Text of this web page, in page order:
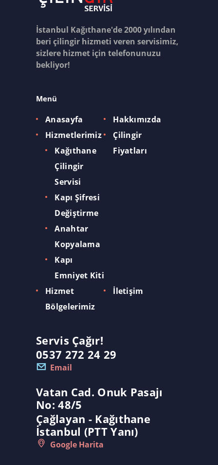
İstanbul Kağıthane'de 2000 yılından
beri çilingir hizmeti veren servisimiz,
sizlere hizmet için telefonunuzu
bekliyor!
Menü
Anasayfa
Hakkımızda
Hizmetlerimiz
Kağıthane
Çilingir
Servisi
Kapı Şifresi
Değiştirme
Anahtar
Kopyalama
Kapı
Emniyet Kiti
Çilingir
Fiyatları
Hizmet
Bölgelerimiz
İletişim
Servis Çağır!
0537 272 24 29
Email
Vatan Cad. Onuk Pasajı
No: 48/5
Çağlayan - Kağıthane
İstanbul (PTT Yanı)
Google Harita